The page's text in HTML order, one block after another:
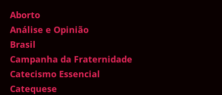
Aborto
Análise e Opinião
Brasil
Campanha da Fraternidade
Catecismo Essencial
Catequese